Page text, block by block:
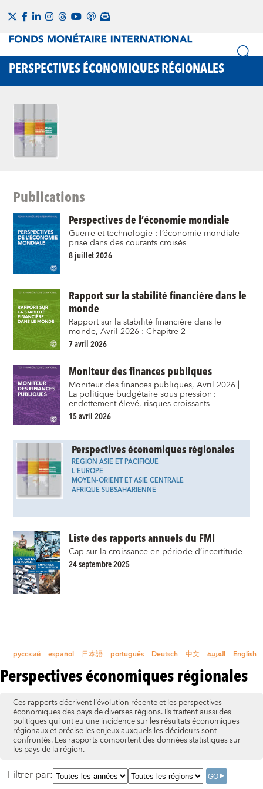
PERSPECTIVES ÉCONOMIQUES RÉGIONALES
Publications
Perspectives de l’économie mondiale
Guerre et technologie : l’économie mondiale
prise dans des courants croisés
8 juillet 2026
Rapport sur la stabilité financière dans le
monde
Rapport sur la stabilité financière dans le
monde, Avril 2026 : Chapitre 2
7 avril 2026
Moniteur des finances publiques
Moniteur des finances publiques, Avril 2026 |
La politique budgétaire sous pression :
endettement élevé, risques croissants
15 avril 2026
Perspectives économiques régionales
RÉGION ASIE ET PACIFIQUE
L'EUROPE
MOYEN-ORIENT ET ASIE CENTRALE
AFRIQUE SUBSAHARIENNE
Liste des rapports annuels du FMI
Cap sur la croissance en période d’incertitude
24 septembre 2025
русский español 日本語 português Deutsch 中文 العربية English
Perspectives économiques régionales
Ces rapports décrivent l'évolution récente et les perspectives
économiques des pays de diverses régions. Ils traitent aussi des
politiques qui ont eu une incidence sur les résultats économiques
régionaux et précise les enjeux auxquels les décideurs sont
confrontés. Les rapports comportent des données statistiques sur
les pays de la région.
Filtrer par: